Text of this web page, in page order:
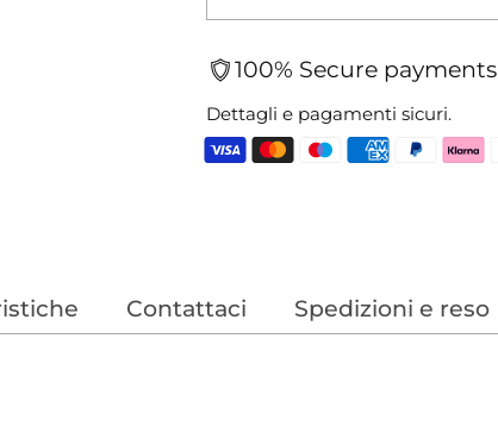
100% Secure payments
Dettagli e pagamenti sicuri.
al
Contattaci Spedizioni e reso